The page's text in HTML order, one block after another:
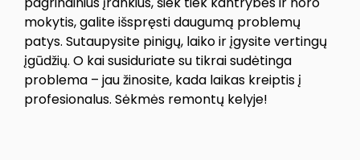
mokytis, galite išspręsti daugumą problemų
patys. Sutaupysite pinigų, laiko ir įgysite vertingų
įgūdžių. O kai susiduriate su tikrai sudėtinga
problema – jau žinosite, kada laikas kreiptis į
profesionalus. Sėkmės remontų kelyje!